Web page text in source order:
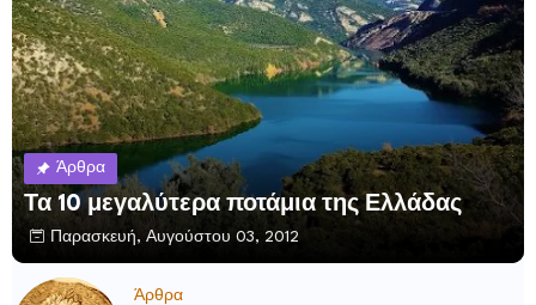
Άρθρα
Τα 10 μεγαλύτερα ποτάμια της Ελλάδας
Παρασκευή, Αυγούστου 03, 2012
Άρθρα